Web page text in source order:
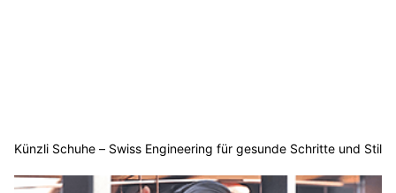
Künzli Schuhe – Swiss Engineering für gesunde Schritte und Stil